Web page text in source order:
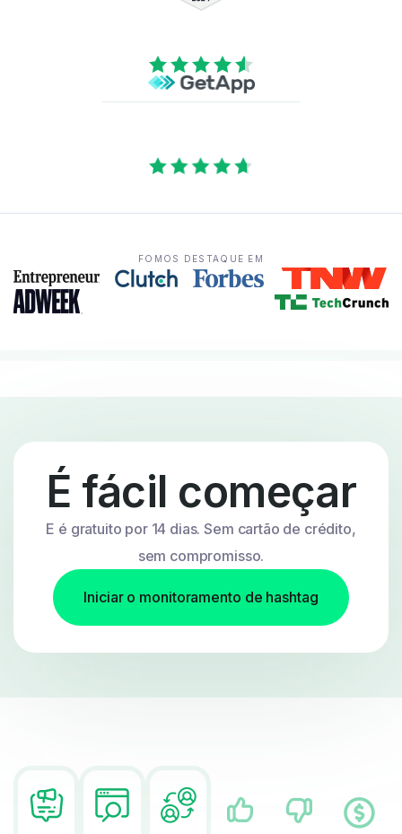
FOMOS DESTAQUE EM
É fácil começar
E é gratuito por 14 dias. Sem cartão de crédito,
sem compromisso.
Iniciar o monitoramento de hashtag